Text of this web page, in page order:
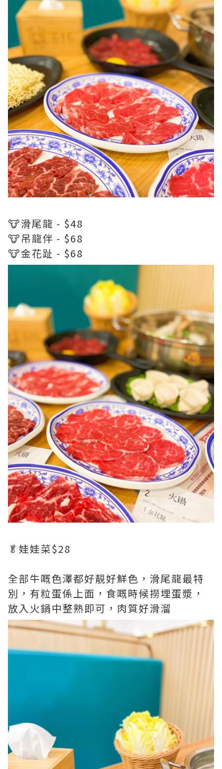
🐮滑尾龍 - $48
🐮吊龍伴 - $68
🐮金花趾 - $68
🥬娃娃菜$28
全部牛嘅色澤都好靚好鮮色，滑尾龍最特
別，有粒蛋係上面，食嘅時候撈埋蛋漿，
放入火鍋中整熟即可，肉質好滑溜